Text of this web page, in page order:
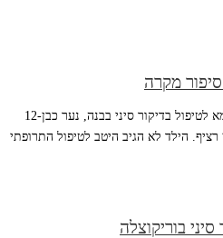
מקרה
לפני כמספר שבועות הופנתה אלי אמא לטיפול בדיקור סיני בבנה, נער כבן-12
הילד לא הגיב היטב לטיפול התרופתי
בוריקוצלה